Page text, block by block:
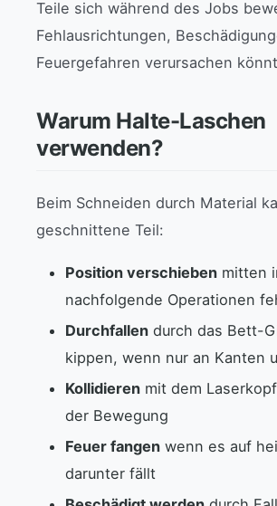
Teile sich während des Jobs
Fehlausrichtungen,
Feuergefahren verursachen
Warum Halte-Laschen
verwenden?
Beim Schneiden durch Material
geschnittene Teil:
Position verschieben mitten
nachfolgende Operationen
Durchfallen durch das Bett-
kippen, wenn nur an Kanten
Kollidieren mit dem
der Bewegung
Feuer fangen wenn es auf
darunter fällt